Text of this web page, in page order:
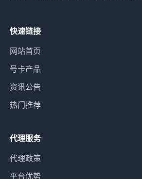
快速链接
网站首页
号卡产品
资讯公告
热门推荐
代理服务
代理政策
平台优势